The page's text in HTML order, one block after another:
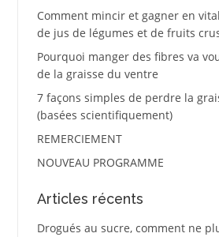
Comment mincir et gagner en
de jus de légumes et de fruits
Pourquoi manger des fibres va
de la graisse du ventre
7 façons simples de perdre la
(basées scientifiquement)
REMERCIEMENT
NOUVEAU PROGRAMME
Articles récents
Drogués au sucre, comment ne